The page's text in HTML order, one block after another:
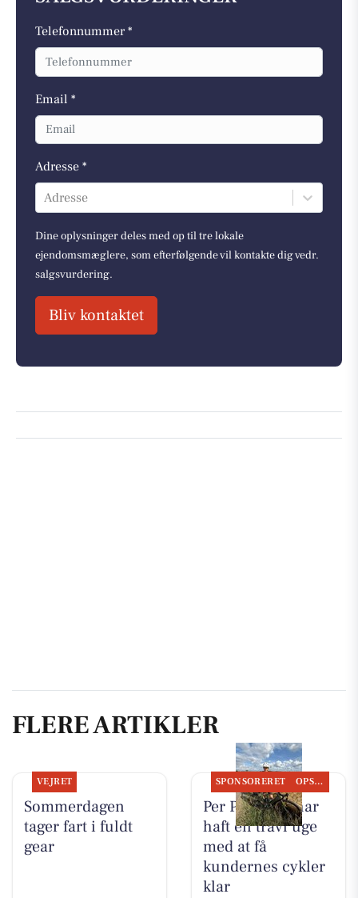
Telefonnummer *
Email *
Adresse *
Adresse
Dine oplysninger deles med op til tre lokale
ejendomsmæglere, som efterfølgende vil kontakte dig vedr.
salgsvurdering.
Bliv kontaktet
FLERE ARTIKLER
VEJRET
Sommerdagen
tager fart i fuldt
gear
SPONSORERET OPSLAGSTAVLEN
Per P. Cykler har
haft en travl uge
med at få
kundernes cykler
klar